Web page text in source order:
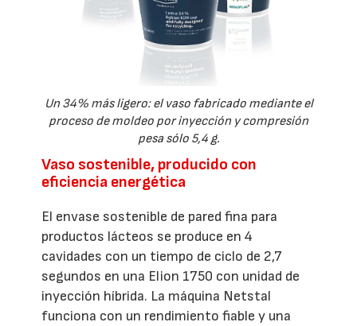
Un 34% más ligero: el vaso fabricado mediante el
proceso de moldeo por inyección y compresión
pesa sólo 5,4 g.
Vaso sostenible, producido con
eficiencia energética
El envase sostenible de pared fina para
productos lácteos se produce en 4
cavidades con un tiempo de ciclo de 2,7
segundos en una Elion 1750 con unidad de
inyección híbrida. La máquina Netstal
funciona con un rendimiento fiable y una